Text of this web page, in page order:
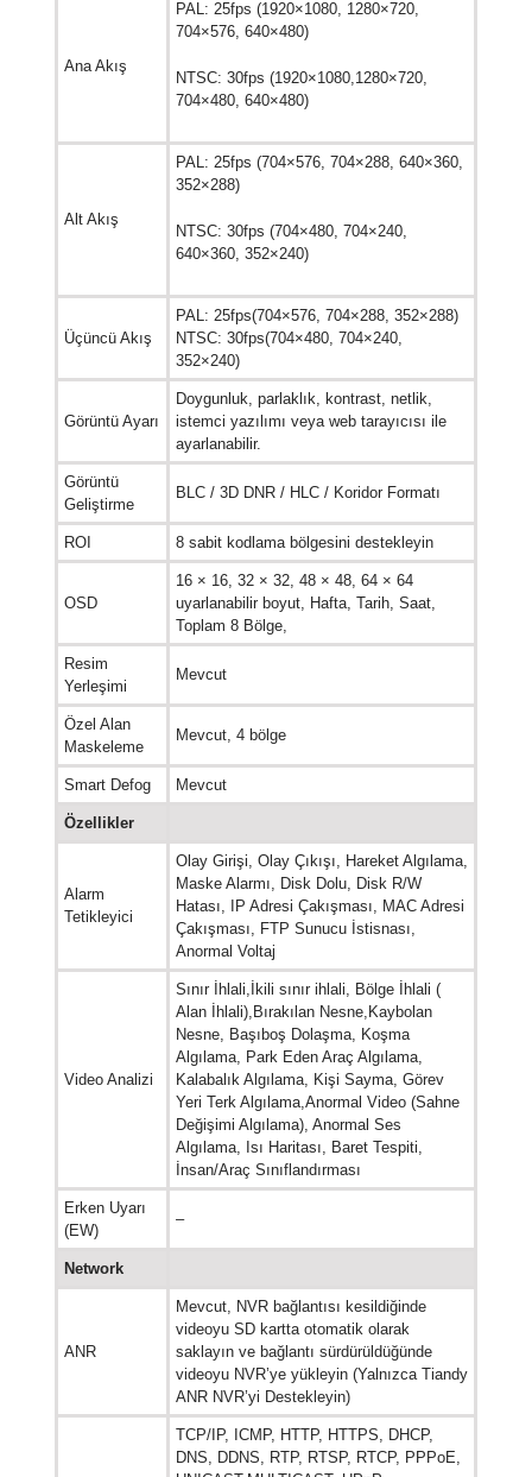
Ana Akış
PAL: 25fps (1920×1080, 1280×720,
704×576, 640×480)
NTSC: 30fps (1920×1080,1280×720,
704×480, 640×480)
Alt Akış
PAL: 25fps (704×576, 704×288, 640×360,
352×288)
NTSC: 30fps (704×480, 704×240,
640×360, 352×240)
Üçüncü Akış
PAL: 25fps(704×576, 704×288, 352×288)
NTSC: 30fps(704×480, 704×240,
352×240)
Görüntü Ayarı
Doygunluk, parlaklık, kontrast, netlik,
istemci yazılımı veya web tarayıcısı ile
ayarlanabilir.
Görüntü
Geliştirme
BLC / 3D DNR / HLC / Koridor Formatı
ROI 8 sabit kodlama bölgesini destekleyin
OSD
16 × 16, 32 × 32, 48 × 48, 64 × 64
uyarlanabilir boyut, Hafta, Tarih, Saat,
Toplam 8 Bölge,
Resim
Yerleşimi
Mevcut
Özel Alan
Maskeleme
Mevcut, 4 bölge
Smart Defog Mevcut
Özellikler
Alarm
Tetikleyici
Olay Girişi, Olay Çıkışı, Hareket Algılama,
Maske Alarmı, Disk Dolu, Disk R/W
Hatası, IP Adresi Çakışması, MAC Adresi
Çakışması, FTP Sunucu İstisnası,
Anormal Voltaj
Video Analizi
Sınır İhlali, İkili sınır ihlali, Bölge İhlali (
Alan İhlali),Bırakılan Nesne,Kaybolan
Nesne, Başıboş Dolaşma, Koşma
Algılama, Park Eden Araç Algılama,
Kalabalık Algılama, Kişi Sayma, Görev
Yeri Terk Algılama,Anormal Video (Sahne
Değişimi Algılama), Anormal Ses
Algılama, Isı Haritası, Baret Tespiti,
İnsan/Araç Sınıflandırması
Erken Uyarı
(EW)
–
Network
ANR
Mevcut, NVR bağlantısı kesildiğinde
videoyu SD kartta otomatik olarak
saklayın ve bağlantı sürdürüldüğünde
videoyu NVR’ye yükleyin (Yalnızca Tiandy
ANR NVR’yi Destekleyin)
TCP/IP, ICMP, HTTP, HTTPS, DHCP,
DNS, DDNS, RTP, RTSP, RTCP, PPPoE,